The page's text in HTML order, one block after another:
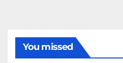
You missed